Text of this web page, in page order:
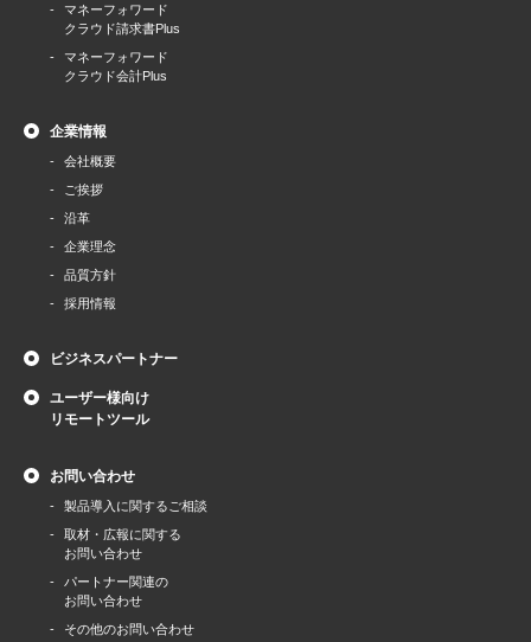
マネーフォワード
クラウド請求書Plus
マネーフォワード
クラウド会計Plus
企業情報
会社概要
ご挨拶
沿革
企業理念
品質方針
採用情報
ビジネスパートナー
ユーザー様向け
リモートツール
お問い合わせ
製品導⼊に関するご相談
取材・広報に関する
お問い合わせ
パートナー関連の
お問い合わせ
その他のお問い合わせ